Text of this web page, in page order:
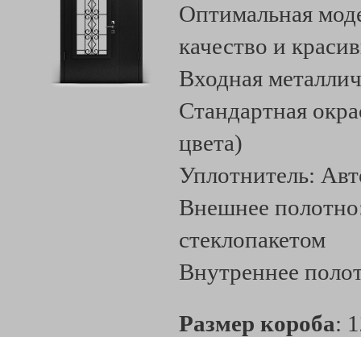
Оптимальная
качество и
Входная
Стандартная
цвета)
Уплотнитель:
Внешнее
стеклопакетом
Внутреннее
Размер короба: